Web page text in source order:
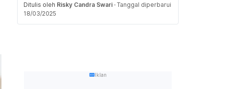
Ditulis oleh Risky Candra Swari · Tanggal diperbarui
18/03/2025
Iklan